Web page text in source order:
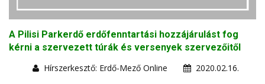
A Pilisi Parkerdő erdőfenntartási hozzájárulást fog
kérni a szervezett túrák és versenyek szervezőitől
Hírszerkesztő: Erdő-Mező Online
2020.02.16.